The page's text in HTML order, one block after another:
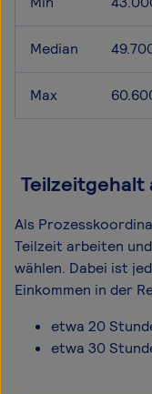
Median
Max
Teilzeitgehalt
Als
Teilzeit arbeiten
wählen. Dabei ist
Einkommen in der
etwa 20
etwa 30